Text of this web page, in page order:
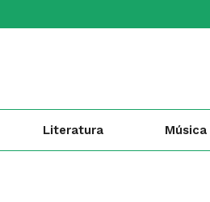
Literatura Música